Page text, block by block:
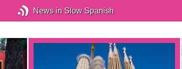
News in Slow Spanish